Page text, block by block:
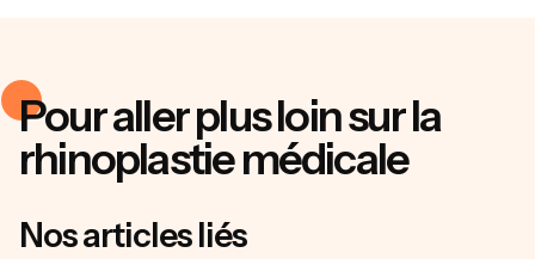
Pour aller plus loin sur la
rhinoplastie médicale
Nos articles liés